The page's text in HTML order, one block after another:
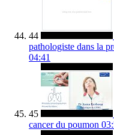
44
pathologiste dans la
04:41
45
cancer du poumon